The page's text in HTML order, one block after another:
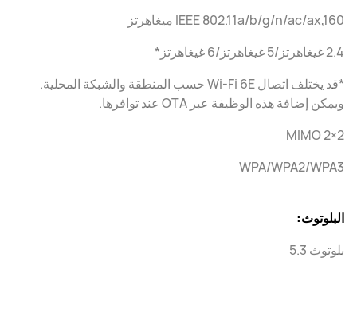
IEEE 802.11a/b/g/n/ac/ax,160 ميغاهرتز
2.4 غيغاهرتز/5 غيغاهرتز/6 غيغاهرتز*
*قد يختلف اتصال Wi-Fi 6E حسب المنطقة والشبكة المحلية.
ويمكن إضافة هذه الوظيفة عبر OTA عند توافرها.
2×2 MIMO
WPA/WPA2/WPA3
البلوتوث:
بلوتوث 5.3